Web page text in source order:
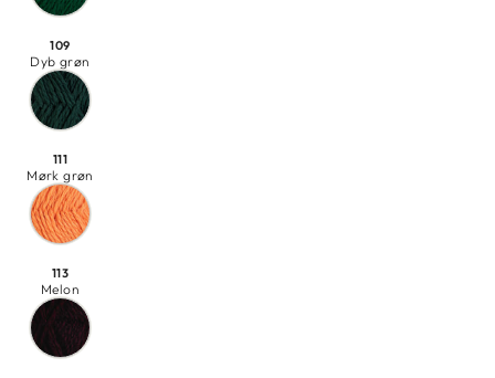
109
Dyb grøn
111
Mørk grøn
113
Melon